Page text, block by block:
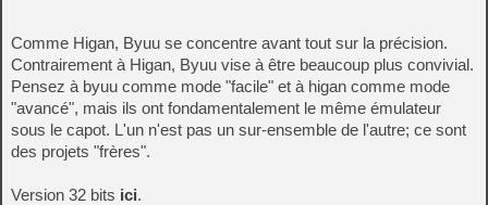
Comme Higan, Byuu se concentre avant tout sur la précision.
Contrairement à Higan, Byuu vise à être beaucoup plus convivial.
Pensez à byuu comme mode "facile" et à higan comme mode
"avancé", mais ils ont fondamentalement le même émulateur
sous le capot. L'un n'est pas un sur-ensemble de l'autre; ce sont
des projets "frères".
Version 32 bits ici.